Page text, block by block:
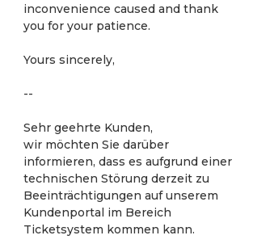
inconvenience caused and thank
you for your patience.
Yours sincerely,
--
Sehr geehrte Kunden,
wir möchten Sie darüber
informieren, dass es aufgrund einer
technischen Störung derzeit zu
Beeinträchtigungen auf unserem
Kundenportal im Bereich
Ticketsystem kommen kann.